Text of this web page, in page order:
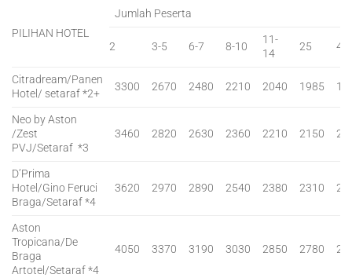
PILIHAN HOTEL
Jumlah Peserta
2 3-5 6-7 8-10
11-
14
25 40
Citradream/Panen
Hotel/ setaraf *2+
3300 2670 2480 2210 2040 1985
Neo by Aston
/Zest
PVJ/Setaraf *3
3460 2820 2630 2360 2210 2150
D’Prima
Hotel/Gino Feruci
Braga/Setaraf *4
3620 2970 2890 2540 2380 2310
Aston
Tropicana/De
Braga
Artotel/Setaraf *4
4050 3370 3190 3030 2850 2780